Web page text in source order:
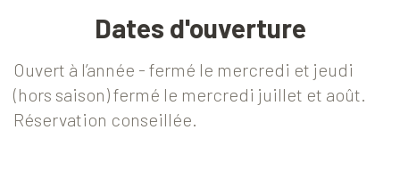
Dates d'ouverture
Ouvert à l’année - fermé le mercredi et jeudi
(hors saison) fermé le mercredi juillet et août.
Réservation conseillée.